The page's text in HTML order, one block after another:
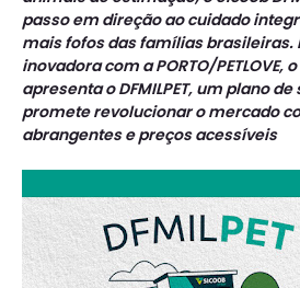
passo em direção ao cuidado
mais fofos das famílias brasileiras.
inovadora com a PORTO/PETLOVE,
apresenta o DFMILPET, um plano
promete revolucionar o mercado
abrangentes e preços acessíveis